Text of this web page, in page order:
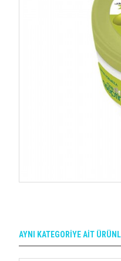
AYNI KATEGORIYE AIT